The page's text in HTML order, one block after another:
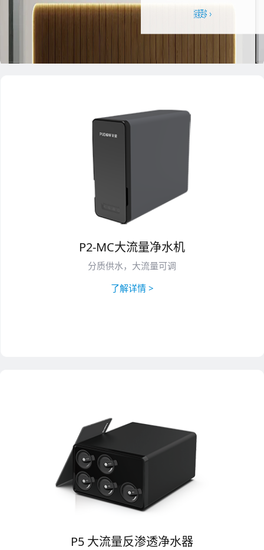
P2-MC大流量净水机
分质供水，大流量可调
了解详情 >
P5 大流量反渗透净水器